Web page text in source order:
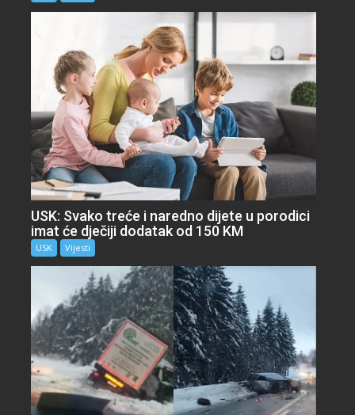
USK: Svako treće i naredno dijete u porodici
imat će dječiji dodatak od 150 KM
USK Vijesti